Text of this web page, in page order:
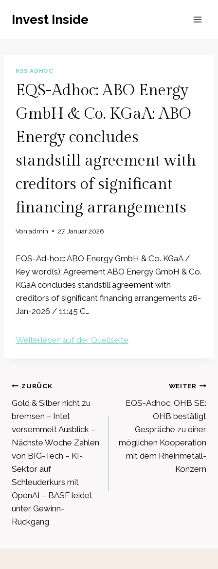
InhaltInvest Inside
RSS ADHOC
EQS-Adhoc: ABO Energy
GmbH & Co. KGaA: ABO
Energy concludes
standstill agreement with
creditors of significant
financing arrangements
Von admin 27. Januar 2026
EQS-Ad-hoc: ABO Energy GmbH & Co. KGaA /
Key word(s): Agreement ABO Energy GmbH & Co.
KGaA concludes standstill agreement with
creditors of significant financing arrangements 26-
Jan-2026 / 11:45 C…
Weiterlesen auf der Quellseite
Beitragsnavigation
ZURÜCK
Gold & Silber nicht zu
bremsen – Intel
versemmelt Ausblick –
Nächste Woche Zahlen
von BIG-Tech – KI-
Sektor auf
Schleuderkurs mit
OpenAI – BASF leidet
unter Gewinn-
Rückgang
WEITER
EQS-Adhoc: OHB SE:
OHB bestätigt
Gespräche zu einer
möglichen Kooperation
mit dem Rheinmetall-
Konzern